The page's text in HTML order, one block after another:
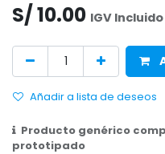
S/10.00 IGV Incluido
Añadir a lista de deseos
Producto genérico
prototipado